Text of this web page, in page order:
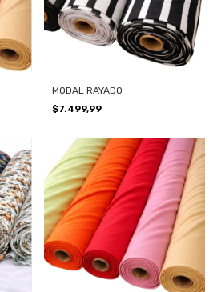
MODAL RAYADO
$7.499,99